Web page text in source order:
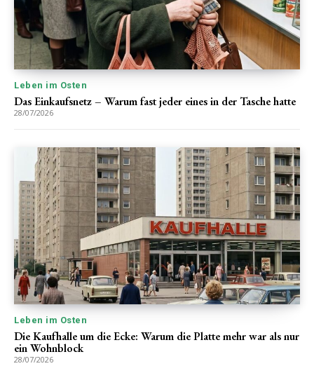
Leben im Osten
Das Einkaufsnetz – Warum fast jeder eines in der Tasche hatte
28/07/2026
Leben im Osten
Die Kaufhalle um die Ecke: Warum die Platte mehr war als nur
ein Wohnblock
28/07/2026